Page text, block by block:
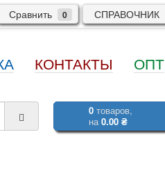
СПРАВОЧНИК
Сравнить 0
КОНТАКТЫ ОПТ
0товаров,
на0.00 ₴